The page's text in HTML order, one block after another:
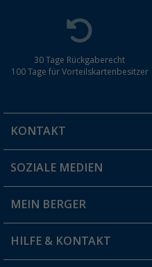
30 Tage Rückgaberecht
100 Tage für Vorteilskartenbesitzer
KONTAKT
Du hast eine Frage?
Filiale finden
SOZIALE MEDIEN
MEIN BERGER
Vorteilskarte
HILFE & KONTAKT